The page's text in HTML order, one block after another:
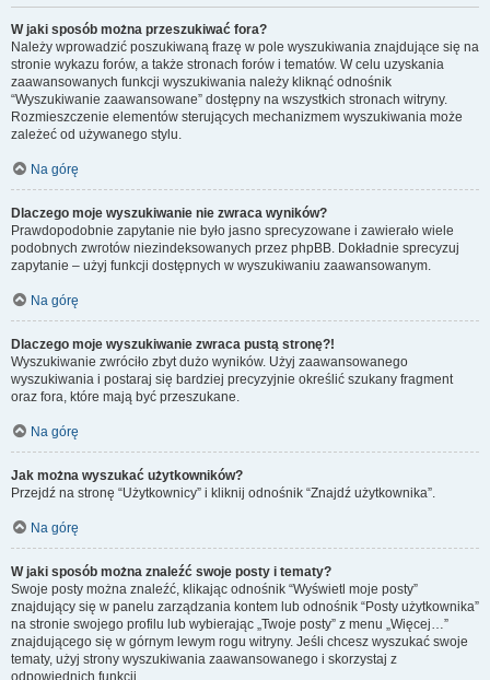
W jaki sposób można przeszukiwać fora?
Należy wprowadzić poszukiwaną frazę w pole wyszukiwania znajdujące się na
stronie wykazu forów, a także stronach forów i tematów. W celu uzyskania
zaawansowanych funkcji wyszukiwania należy kliknąć odnośnik
“Wyszukiwanie zaawansowane” dostępny na wszystkich stronach witryny.
Rozmieszczenie elementów sterujących mechanizmem wyszukiwania może
zależeć od używanego stylu.
Na górę
Dlaczego moje wyszukiwanie nie zwraca wyników?
Prawdopodobnie zapytanie nie było jasno sprecyzowane i zawierało wiele
podobnych zwrotów niezindeksowanych przez phpBB. Dokładnie sprecyzuj
zapytanie – użyj funkcji dostępnych w wyszukiwaniu zaawansowanym.
Na górę
Dlaczego moje wyszukiwanie zwraca pustą stronę?!
Wyszukiwanie zwróciło zbyt dużo wyników. Użyj zaawansowanego
wyszukiwania i postaraj się bardziej precyzyjnie określić szukany fragment
oraz fora, które mają być przeszukane.
Na górę
Jak można wyszukać użytkowników?
Przejdź na stronę “Użytkownicy” i kliknij odnośnik “Znajdź użytkownika”.
Na górę
W jaki sposób można znaleźć swoje posty i tematy?
Swoje posty można znaleźć, klikając odnośnik “Wyświetl moje posty”
znajdujący się w panelu zarządzania kontem lub odnośnik “Posty użytkownika”
na stronie swojego profilu lub wybierając „Twoje posty” z menu „Więcej…”
znajdującego się w górnym lewym rogu witryny. Jeśli chcesz wyszukać swoje
tematy, użyj strony wyszukiwania zaawansowanego i skorzystaj z
odpowiednich funkcji.